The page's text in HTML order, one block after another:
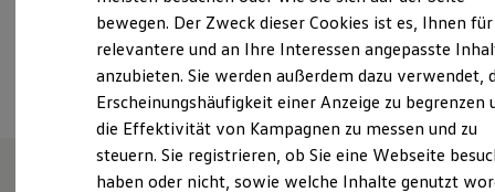
Laden Zuhause
Ladestationen finden
Ladezeitensimulator
Batterie
Sicherheit
Garantie und Lebensdauer
Nachhaltigkeit
Technologie
Kosten und Kauf
Ansprechpartner
bewegen. Der Zweck dieser Cookies ist es, Ihnen für
relevantere und an Ihre Interessen angepasste
anzubieten. Sie werden außerdem dazu verwendet,
Erscheinungshäufigkeit einer Anzeige zu begrenzen
die Effektivität von Kampagnen zu messen und zu
steuern. Sie registrieren, ob Sie eine Webseite
haben oder nicht, sowie welche Inhalte genutzt